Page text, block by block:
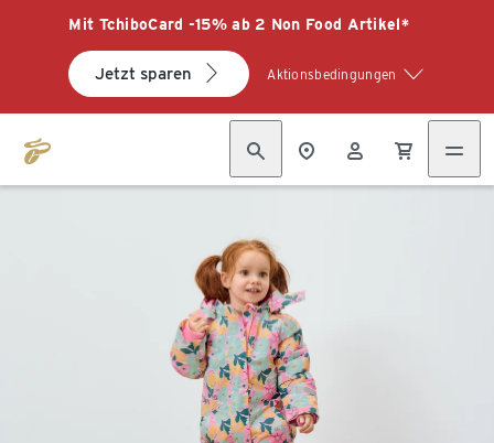
Mit TchiboCard -15% ab 2 Non Food Artikel*
Jetzt sparen Aktionsbedingungen